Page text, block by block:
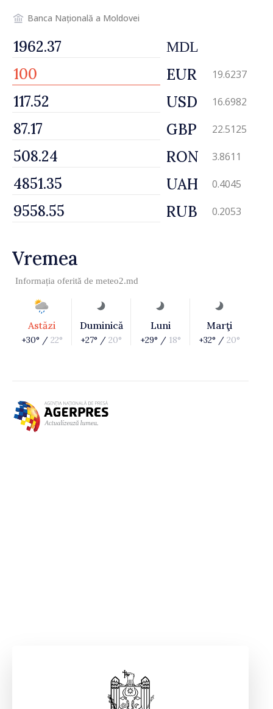
Banca Națională a Moldovei
MDL
EUR 19.6237
USD 16.6982
GBP 22.5125
RON 3.8611
UAH 0.4045
RUB 0.2053
Vremea
Informația oferită de meteo2.md
Astăzi
+30° / 22°
Duminică
+27° / 20°
Luni
+29° / 18°
Marţi
+32° / 20°